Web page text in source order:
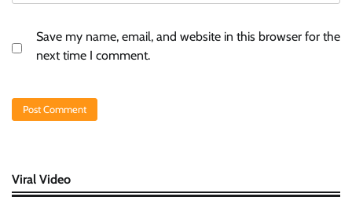
Save my name, email, and website in this browser for the
next time I comment.
Viral Video